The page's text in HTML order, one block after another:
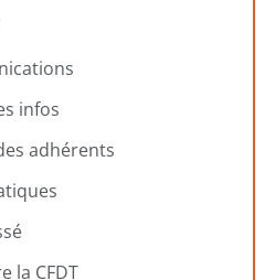
infos
adhérents
la CFDT